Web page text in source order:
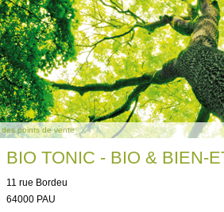
points de vente
BIO TONIC - BIO & BIEN-
11 rue Bordeu
64000 PAU